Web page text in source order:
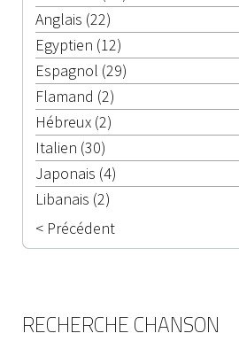
Anglais (22)
Egyptien (12)
Espagnol (29)
Flamand (2)
Hébreux (2)
Italien (30)
Japonais (4)
Libanais (2)
< Précédent
RECHERCHE CHANSON